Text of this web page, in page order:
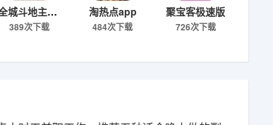
全城斗地主app
389次下载
淘热点app
484次下载
聚宝客极速版
726次下载